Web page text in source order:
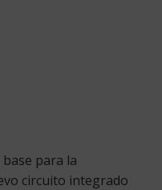
para la
circuito integrado